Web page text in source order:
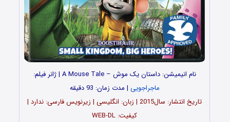
نام انیمیشن: داستان یک موش – A Mouse Tale | ژانر فیلم:
ماجراجویی | مدت زمان: 93 دقیقه
تاریخ انتشار: سال2015 | زبان: انگلیسی | زیرنویس فارسی: ندارد |
کیفیت: WEB-DL